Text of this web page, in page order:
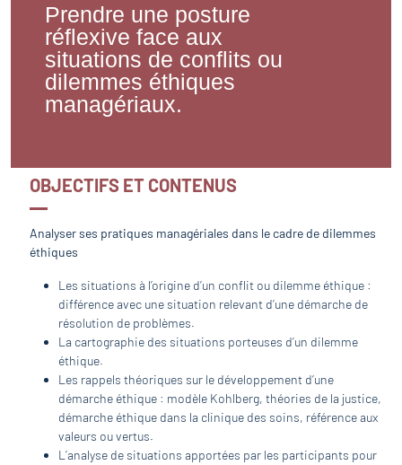
Prendre une posture
réflexive face aux
situations de conflits ou
dilemmes éthiques
managériaux.
OBJECTIFS ET CONTENUS
Analyser ses pratiques managériales dans le cadre de dilemmes
éthiques
Les situations à l’origine d’un conflit ou dilemme éthique :
différence avec une situation relevant d’une démarche de
résolution de problèmes.
La cartographie des situations porteuses d’un dilemme
éthique.
Les rappels théoriques sur le développement d’une
démarche éthique : modèle Kohlberg, théories de la justice,
démarche éthique dans la clinique des soins, référence aux
valeurs ou vertus.
L’analyse de situations apportées par les participants pour